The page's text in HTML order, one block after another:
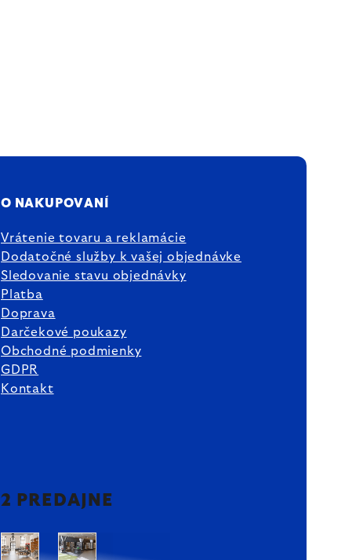
O NAKUPOVANÍ
Vrátenie tovaru a reklamácie
Dodatočné služby k vašej objednávke
Sledovanie stavu objednávky
Platba
Doprava
Darčekové poukazy
Obchodné podmienky
GDPR
Kontakt
2 PREDAJNE